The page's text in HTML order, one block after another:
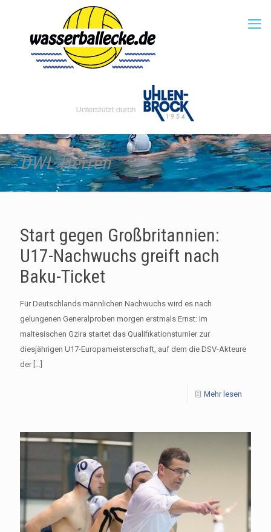
DWL Herren
Start gegen Großbritannien:
U17-Nachwuchs greift nach
Baku-Ticket
Für Deutschlands männlichen Nachwuchs wird es nach
gelungenen Generalproben morgen erstmals Ernst: Im
maltesischen Gzira startet das Qualifikationsturnier zur
diesjährigen U17-Europameisterschaft, auf dem die DSV-Akteure
der[…]
Mehr lesen